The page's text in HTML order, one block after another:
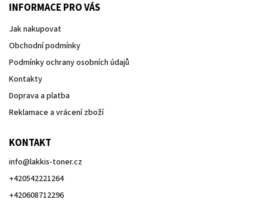
INFORMACE PRO VÁS
Jak nakupovat
Obchodní podmínky
Podmínky ochrany osobních údajů
Kontakty
Doprava a platba
Reklamace a vrácení zboží
KONTAKT
info@lakkis-toner.cz
+420542221264
+420608712296